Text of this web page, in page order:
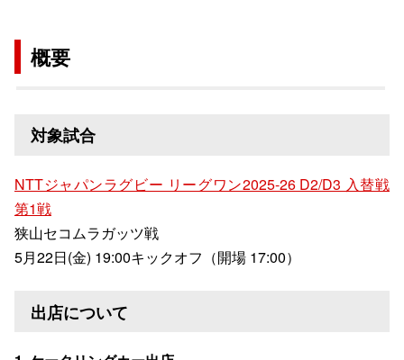
概要
対象試合
NTTジャパンラグビー リーグワン2025-26 D2/D3 入替戦
第1戦
狭山セコムラガッツ戦
5月22日(金) 19:00キックオフ（開場 17:00）
出店について